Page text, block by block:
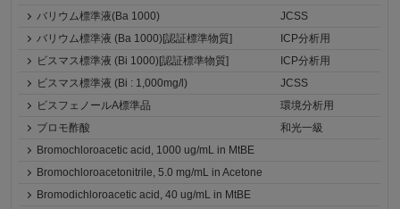
バリウム標準液(Ba 1000)
JCSS
バリウム標準液 (Ba 1000)[認証標準物質]
ICP分析用
ビスマス標準液 (Bi 1000)[認証標準物質]
ICP分析用
ビスマス標準液 (Bi : 1,000mg/l)
JCSS
ビスフェノールA標準品
環境分析用
ブロモ酢酸
和光一級
Bromochloroacetic acid, 1000 ug/mL in MtBE
Bromochloroacetonitrile, 5.0 mg/mL in Acetone
Bromodichloroacetic acid, 40 ug/mL in MtBE